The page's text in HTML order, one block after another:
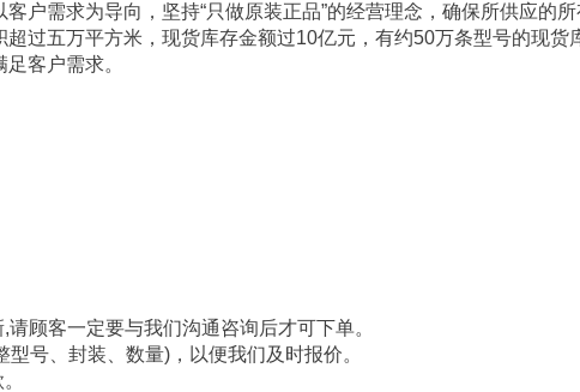
客户需求为导向，坚持“只做原装正品”的经营理念，确保所供应的
过五万平方米，现货库存金额过10亿元，有约50万条型号的现货
客户需求。
,请顾客一定要与我们沟通咨询后才可下单。
型号、封装、数量) ，以便我们及时报价。